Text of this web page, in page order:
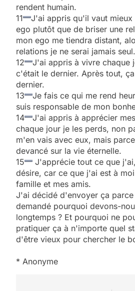
rendent humain.
11
J'ai appris qu'il vaut mieux
ego plutôt que de briser une
mon ego me tiendra distant,
relations je ne serai jamais seul.
12
J'ai appris à vivre chaque
c'était le dernier. Après tout,
dernier.
13
Je fais ce qui me rend
suis responsable de mon
14
J'ai appris à apprécier
chaque jour je les perds, non
m'en vais avec eux, mais
devancé sur la vie éternelle.
15
J'apprécie tout ce que
désire, car ce que j'ai est à
famille et mes amis.
J'ai décidé d'envoyer ça parce
demandé pourquoi devons-
longtemps ? Et pourquoi ne
pratiquer ça à n'importe quel
d'être vieux pour chercher le
* Anonyme
5
2025,
meurtrière